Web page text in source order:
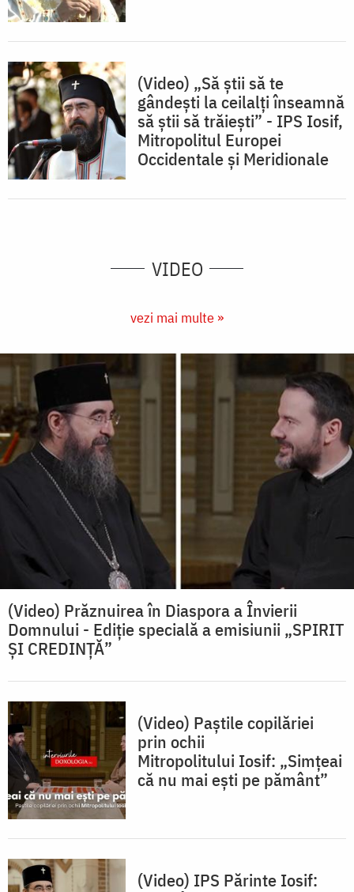
(Video) „Să știi să te
gândești la ceilalți înseamnă
să știi să trăiești” - IPS Iosif,
Mitropolitul Europei
Occidentale și Meridionale
VIDEO
vezi mai multe »
(Video) Prăznuirea în Diaspora a Învierii
Domnului - Ediţie specială a emisiunii „SPIRIT
ȘI CREDINȚĂ”
(Video) Paștile copilăriei
prin ochii
Mitropolitului Iosif: „Simțeai
că nu mai ești pe pământ”
(Video) IPS Părinte Iosif: